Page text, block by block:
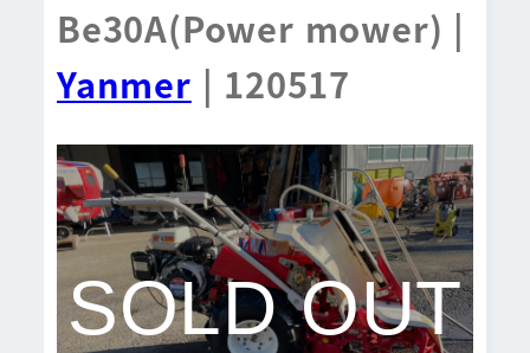
Be30A(Power mower) |
Yanmer | 120517
SOLD OUT